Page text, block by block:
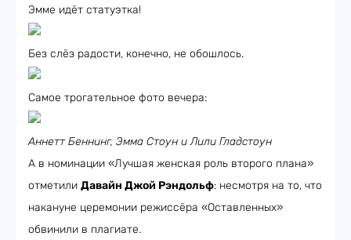
Эмме идёт статуэтка!
Без слёз радости, конечно, не обошлось.
Самое трогательное фото вечера:
Аннетт Беннинг, Эмма Стоун и Лили Гладстоун
А в номинации «Лучшая женская роль второго плана»
отметили Давайн Джой Рэндольф: несмотря на то, что
накануне церемонии режиссёра «Оставленных»
обвинили в плагиате.